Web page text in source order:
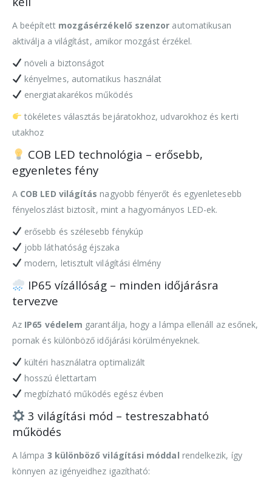
A beépített mozgásérzékelő szenzor automatikusan
aktiválja a világítást, amikor mozgást érzékel.
növeli a biztonságot
kényelmes, automatikus használat
energiatakarékos működés
tökéletes választás bejáratokhoz, udvarokhoz és kerti
utakhoz
COB LED technológia – erősebb,
egyenletes fény
A COB LED világítás nagyobb fényerőt és egyenletesebb
fényeloszlást biztosít, mint a hagyományos LED-ek.
erősebb és szélesebb fénykúp
jobb láthatóság éjszaka
modern, letisztult világítási élmény
IP65 vízállóság – minden időjárásra
tervezve
Az IP65 védelem garantálja, hogy a lámpa ellenáll az esőnek,
pornak és különböző időjárási körülményeknek.
kültéri használatra optimalizált
hosszú élettartam
megbízható működés egész évben
3 világítási mód – testreszabható
működés
A lámpa 3 különböző világítási móddal rendelkezik, így
könnyen az igényeidhez igazítható: